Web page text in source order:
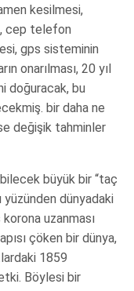
kesilmesi,
cep telefon
gps sisteminin
onarılması, 20 yıl
doğuracak, bu
bir daha ne
değişik tahminler
büyük bir “taç
yüzünden dünyadaki
uzanması
çöken bir dünya,
1859
Böylesi bir